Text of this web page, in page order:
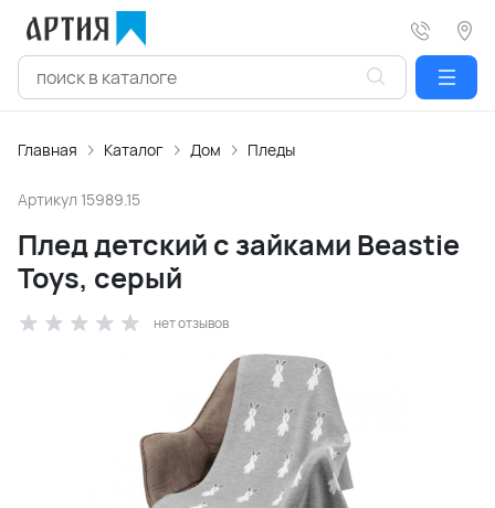
Главная Каталог Дом Пледы
Артикул 15989.15
Плед детский с зайками Beastie
Toys, серый
нет отзывов